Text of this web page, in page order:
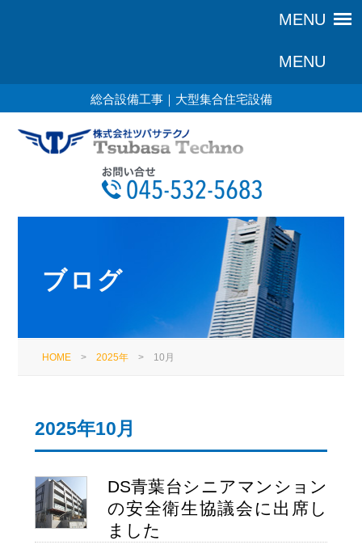
総合設備工事｜大型集合住宅設備
ブログ
HOME >2025年 > 10月
2025年10月
DS青葉台シニアマンション
の安全衛生協議会に出席し
ました